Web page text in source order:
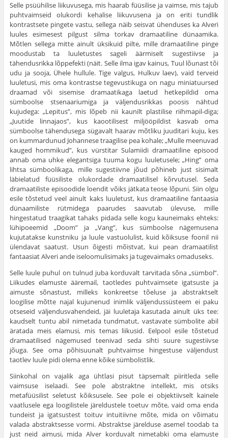
Selle psüühilise liikuvusega, mis haarab füüsilise ja vaimse, mis tajub
puhtvaimseid olukordi kehalise liikuvusena ja on eriti tundlik
kontrastsete pingete vastu, sellega näib seisvat ühenduses ka Alveri
luules esimesest pilgust silma torkav dramaatiline dünaamika.
Mõtlen sellega mitte ainult üksikuid pilte, mille dramaatiline pinge
moodustab ta luuletustes sageli äärmiselt sugestiivse ja
tähendusrikka lõppefekti (näit. Selle ilma igav kainus, Tuul lõunast tõi
udu ja sooja, Ühele hullule. Tige valgus, Hulkuv laev), vaid terveid
luuletusi, mis oma kontrastse tegevustikuga on nagu miniatuursed
draamad või sisemise dramaatikaga laetud hetkepildid oma
sümboolse stsenaariumiga ja väljendusrikkas poosis nähtud
kujudega: „Lepitus”, mis lõpeb nii kaunilt plastilise riihmapil-diga;
„Juutide linnajaos”, kus kaootilisest miljööpildist kasvab oma
sümboolse tähendusega sügavalt haarav mõtliku juuditari kuju, kes
on kummardunud Johannese traagilise pea kohale; „Mulle meenuvad
kauged hommikud”, kus vürstitar Sulamiidi dramaatiline episood
annab oma uhke elegantsiga tuuma kogu luuletusele; „Hing” oma
lihtsa sümboolikaga, mille sugestiivne jõud põhineb just sisimalt
läbielatud füüsiliste olukordade dramaatilisel kõrvutusel. Seda
dramaatiliste episoodide loendit võiks jätkata teose lõpuni. Siin olgu
esile tõstetud veel ainult kaks luuletust, kus dramaatiline fantaasia
dünaamiliste rütmidega paarudes saavutab ülevuse, mille
hingestatud traagikat tahaks pidada selle kogu kauneimaks ehteks:
lühipoeemid „Doom” ja „Vang”, kus sümboolse nägemusena
kujutatakse kunstniku ja luule vastuolulist, kuid kõiksuse foonil nii
ülendavat saatust. Usun õigesti mõistvat, kui pean dramaatilist
fantaasiat Alveri ande iseloomulisimaks ja tugevaimaks omaduseks.
Selle luule puhul on tulnud juba korduvalt tarvitada sõna „sümbol”.
Liikudes elamuste ääremail, taotledes puhtvaimsete igatsuste ja
aimuste sõnastust, milleks konkreetse tõeluse ja abstraktselt
loogilise mõtte najal kujunenud inimlik väljendussüsteem ei paku
otseseid väljendusvahendeid, jäi luuletaja kasutada ainult üks tee:
kaudselt tuntu abil nimetada tundmatut, vastavate sümbolite abil
äratada meis elamusi, mis temas liikusid. Eelpool esile tõstetud
dramaatilised nägemused teenivad seda sihti suure sugestiivse
jõuga. See oma põhisuunalt puhtvaimse hingestuse väljendust
taotlev luule pidi olema enne kõike sümbolistlik.
Siinkohal on vajalik aga ühtlasi pisut täpsemalt piiritleda selle
vaimsuse iselaadi. See pole abstraktne intellekt, mis otsiks
metafüüsilist seletust kõiksusele. See pole ei objektiivselt kainele
vaatlusele ega loogilistele järeldustele toetuv mõte, vaid oma enda
tundeist ja igatsustest toituv intuitiivne mõte, mida on võimatu
valada abstraktsesse vormi. Abstraktse järelduse asemel toodab ta
just neid aimusi, mida Alver korduvalt nimetabki oma elamuste